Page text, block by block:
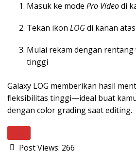
Masuk ke mode Pro Videodi
Tekan ikon LOGdi kanan atas
Mulai rekam dengan rentang
tinggi
Galaxy LOG memberikan hasil
fleksibilitas tinggi—ideal buat
dengan color grading saat editing.
Post Views: 266